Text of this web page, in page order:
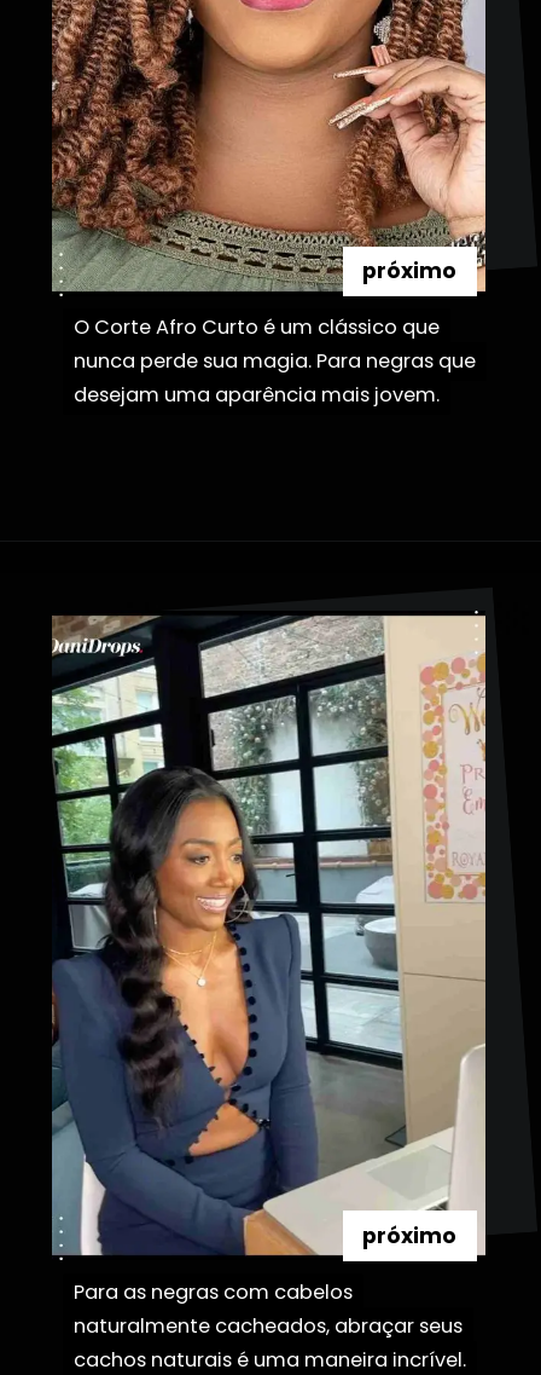
O Corte Afro Curto é um clássico que
nunca perde sua magia. Para negras que
desejam uma aparência mais jovem.
O Corte Afro Curto é um clássico que
nunca perde sua magia. Para negras que
desejam uma aparência mais jovem.
próximo
Para as negras com cabelos
naturalmente cacheados, abraçar seus
cachos naturais é uma maneira incrível.
Para as negras com cabelos
naturalmente cacheados, abraçar seus
cachos naturais é uma maneira incrível.
próximo